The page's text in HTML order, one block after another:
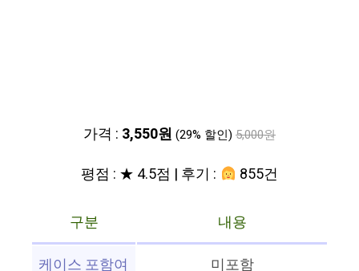
가격 : 3,550원 (29% 할인) 5,000원
평점 : ★ 4.5점 | 후기 : 855건
구분
내용
케이스 포함여
미포함